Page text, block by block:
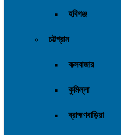
হবিগঞ্জ
চট্টগ্রাম
কক্সবাজার
কুমিল্লা
ব্রাহ্মণবাড়িয়া